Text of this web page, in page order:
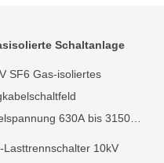
Schaltanlage
SF6 Gas-isoliertes
630A bis 3150A
Lasttrennschalter 10kV